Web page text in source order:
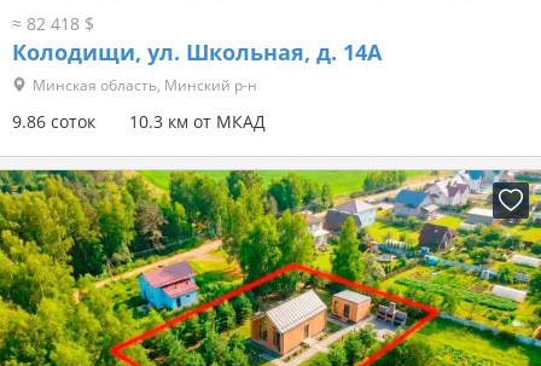
≈ 82 418 $
Колодищи, ул. Школьная, д. 14А
Минская область, Минский р-н
9.86 соток 10.3 км от МКАД